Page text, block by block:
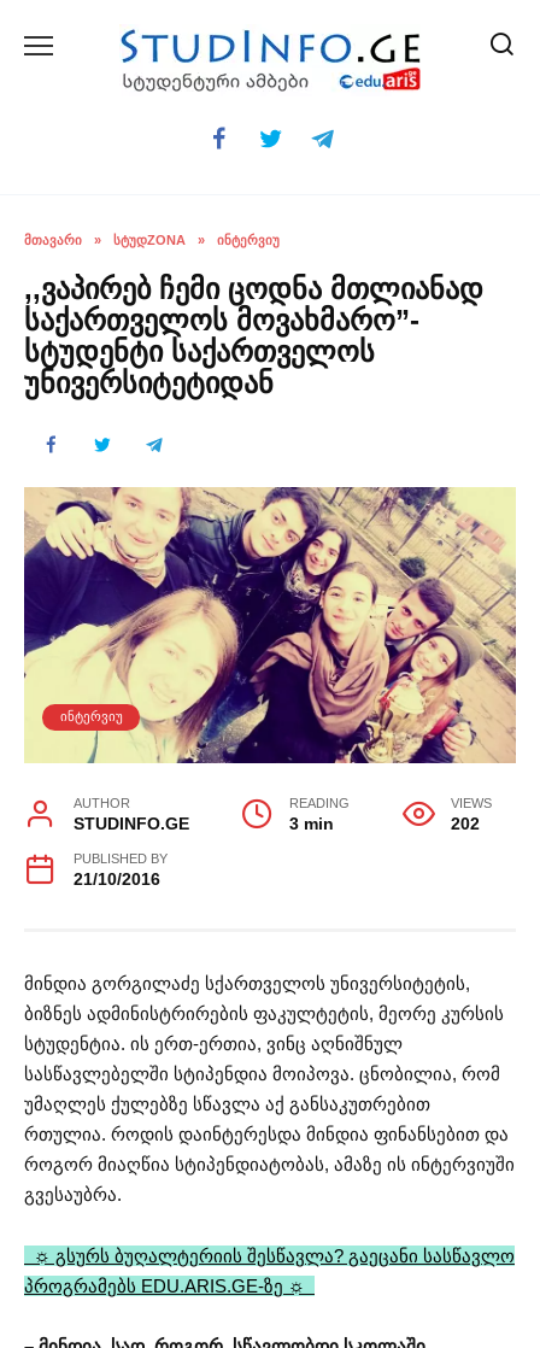
ᲛᲗᲐᲕᲐᲠᲘ » ᲡᲢᲣᲓZONA » ᲘᲜᲢᲔᲠᲕᲘᲣ
,,ვაპირებ ჩემი ცოდნა მთლიანად
საქართველოს მოვახმარო”-
სტუდენტი საქართველოს
უნივერსიტეტიდან
ᲘᲜᲢᲔᲠᲕᲘᲣ
AUTHOR
STUDINFO.GE
READING
3 min
VIEWS
202
PUBLISHED BY
21/10/2016
მინდია გორგილაძე სქართველოს უნივერსიტეტის,
ბიზნეს ადმინისტრირების ფაკულტეტის, მეორე კურსის
სტუდენტია. ის ერთ-ერთია, ვინც აღნიშნულ
სასწავლებელში სტიპენდია მოიპოვა. ცნობილია, რომ
უმაღლეს ქულებზე სწავლა აქ განსაკუთრებით
რთულია. როდის დაინტერესდა მინდია ფინანსებით და
როგორ მიაღწია სტიპენდიატობას, ამაზე ის ინტერვიუში
გვესაუბრა.
☼ გსურს ბუღალტერიის შესწავლა? გაეცანი სასწავლო
პროგრამებს EDU.ARIS.GE-ზე ☼